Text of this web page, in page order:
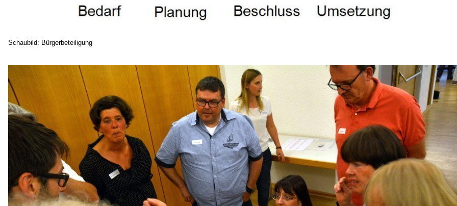
Schaubild: Bürgerbeteiligung